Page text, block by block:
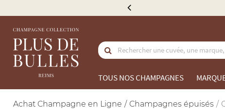
TOUS NOS CHAMPAGNES
Achat Champagne en Ligne Champagnes épuisés